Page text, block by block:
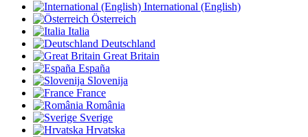
International (English)
Österreich
Italia
Deutschland
Great Britain
España
Slovenija
France
România
Sverige
Hrvatska